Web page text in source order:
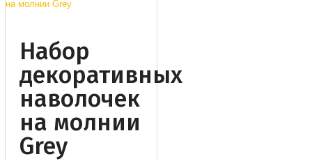
Набор
декоративных
наволочек
на молнии
Grey